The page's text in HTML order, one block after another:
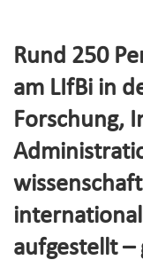
Rund 250
am LIfBi in
Forschung,
aufgestellt –